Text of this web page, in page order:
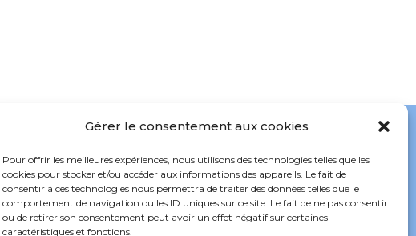
Gérer le consentement aux cookies
Pour offrir les meilleures expériences, nous utilisons des technologies telles que les
cookies pour stocker et/ou accéder aux informations des appareils. Le fait de
consentir à ces technologies nous permettra de traiter des données telles que le
comportement de navigation ou les ID uniques sur ce site. Le fait de ne pas consentir
ou de retirer son consentement peut avoir un effet négatif sur certaines
caractéristiques et fonctions.